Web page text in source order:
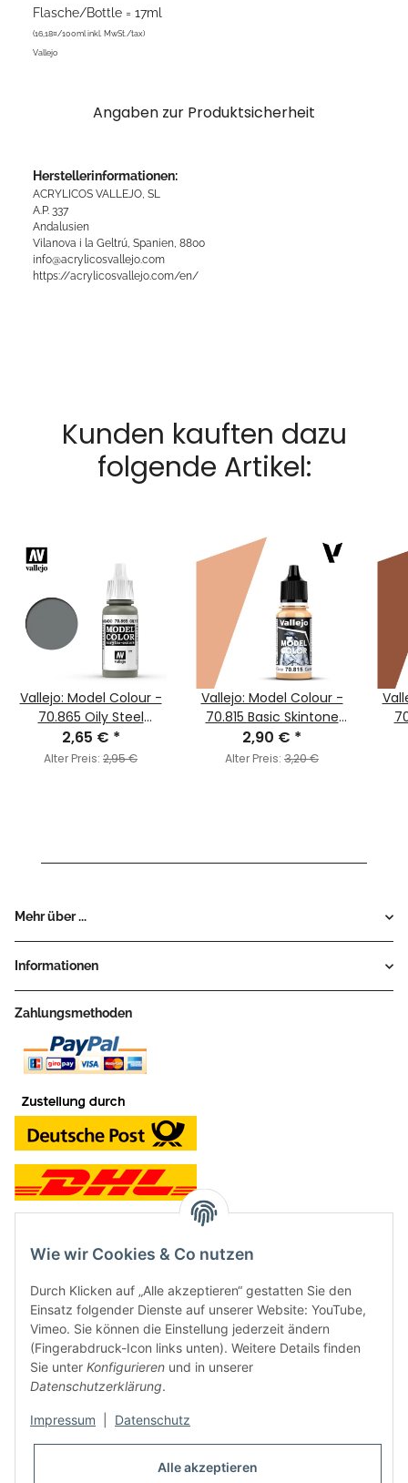
Flasche/Bottle = 17ml
(16,18¤/100ml inkl. MwSt./tax)
Vallejo
Angaben zur Produktsicherheit
Herstellerinformationen:
ACRYLICOS VALLEJO, SL
A.P. 337
Andalusien
Vilanova i la Geltrú, Spanien, 8800
info@acrylicosvallejo.com
https://acrylicosvallejo.com/en/
Kunden kauften dazu
folgende Artikel:
Vallejo: Model Colour -
70.865 Oily Steel
(MC177)
2,65 € *
Alter Preis: 2,95 €
Vallejo: Model Colour -
70.815 Basic Skintone
(MC017)
2,90 € *
Alter Preis: 3,20 €
Mehr über ...
Informationen
Zahlungsmethoden
Neben dem Onlineshop haben wir ein Ladengeschäft in Hütten:
Frontline Games
Färbereiweg 3A
24358 Hütten
Oder mit Terminvereinbarung
Wie wir Cookies & Co nutzen
Durch Klicken auf „Alle akzeptieren“ gestatten Sie den
Einsatz folgender Dienste auf unserer Website: YouTube,
Vimeo. Sie können die Einstellung jederzeit ändern
(Fingerabdruck-Icon links unten). Weitere Details finden
Sie unter Konfigurieren und in unserer
Datenschutzerklärung.
Impressum Datenschutz
Alle akzeptieren